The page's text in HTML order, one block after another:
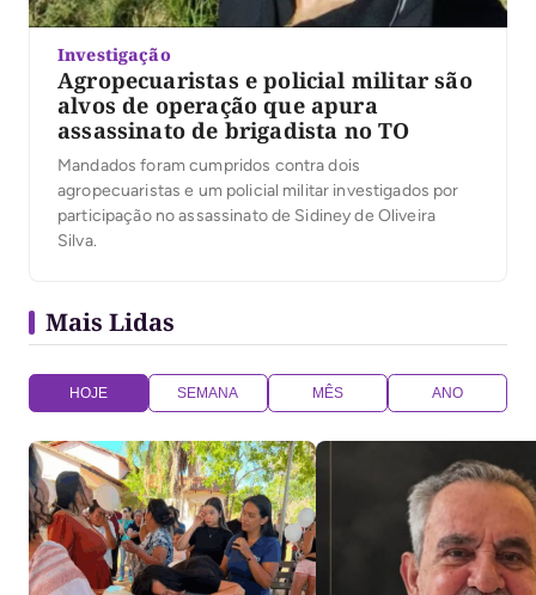
Investigação
Agropecuaristas e policial militar são
alvos de operação que apura
assassinato de brigadista no TO
Mandados foram cumpridos contra dois
agropecuaristas e um policial militar investigados por
participação no assassinato de Sidiney de Oliveira
Silva.
Mais Lidas
HOJE SEMANA MÊS ANO